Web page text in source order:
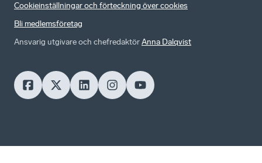
Cookieinställningar och förteckning över cookies
Bli medlemsföretag
Ansvarig utgivare och chefredaktörAnna Dalqvist